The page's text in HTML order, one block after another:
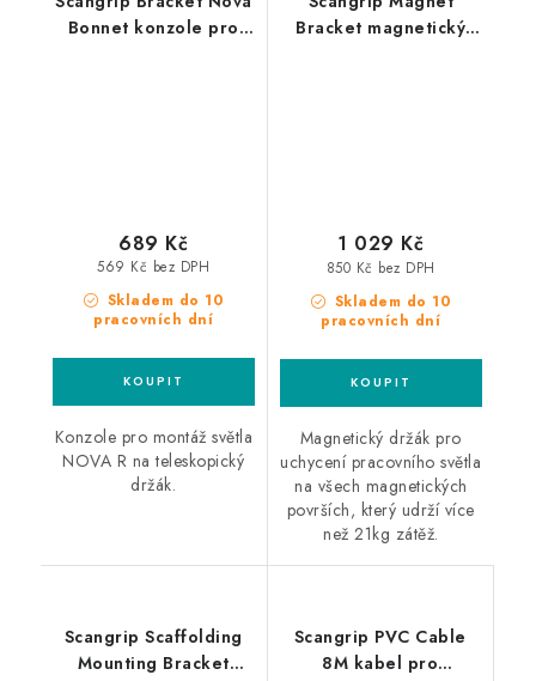
Bonnet konzole pro
Skladem do 10
pracovních dní
569 Kč bez DPH
689 Kč
Konzole pro montáž světla
NOVA R na teleskopický
držák.
Bracket magnetický
Skladem do 10
pracovních dní
850 Kč bez DPH
1 029 Kč
Magnetický držák pro
uchycení pracovního světla
na všech magnetických
površích, který udrží více
než 21kg zátěž.
Scangrip Scaffolding
Mounting Bracket
Scangrip PVC Cable
8M kabel pro